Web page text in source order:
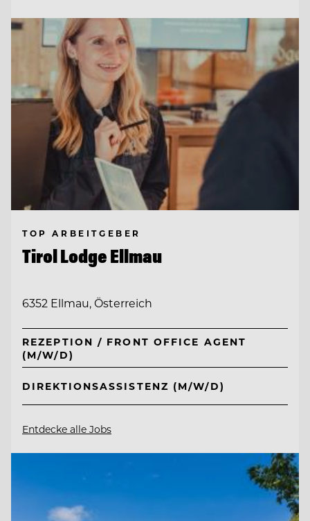
TOP ARBEITGEBER
Tirol Lodge Ellmau
6352 Ellmau, Österreich
REZEPTION / FRONT OFFICE AGENT
(M/W/D)
DIREKTIONSASSISTENZ (M/W/D)
Entdecke alle Jobs